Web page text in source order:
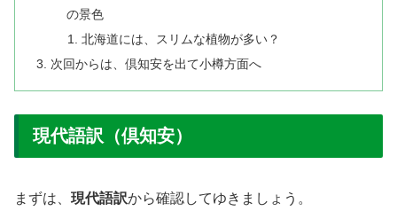
の景色
北海道には、スリムな植物が多い？
次回からは、倶知安を出て小樽方面へ
現代語訳（倶知安）
まずは、 現代語訳から確認してゆきましょう。